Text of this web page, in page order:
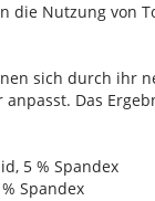
die Nutzung von
sich durch ihr
Das
5 % Spandex
Spandex